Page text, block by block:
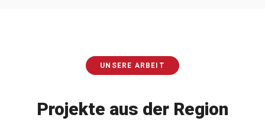
UNSERE ARBEIT
Projekte aus der Region